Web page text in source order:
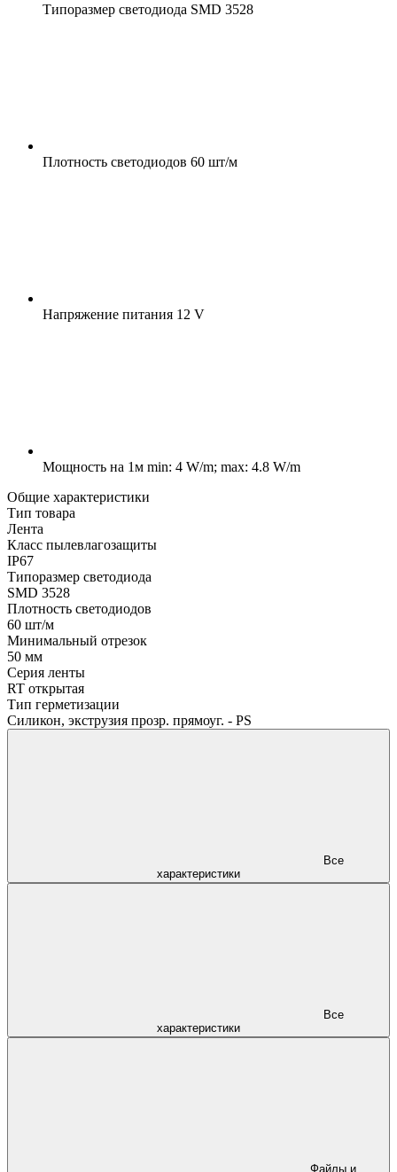
Типоразмер светодиода SMD 3528
Плотность светодиодов 60 шт/м
Напряжение питания 12 V
Мощность на 1м min: 4 W/m; max: 4.8 W/m
Общие характеристики
Тип товара
Лента
Класс пылевлагозащиты
IP67
Типоразмер светодиода
SMD 3528
Плотность светодиодов
60 шт/м
Минимальный отрезок
50 мм
Серия ленты
RT открытая
Тип герметизации
Силикон, экструзия прозр. прямоуг. - PS
характеристики
характеристики